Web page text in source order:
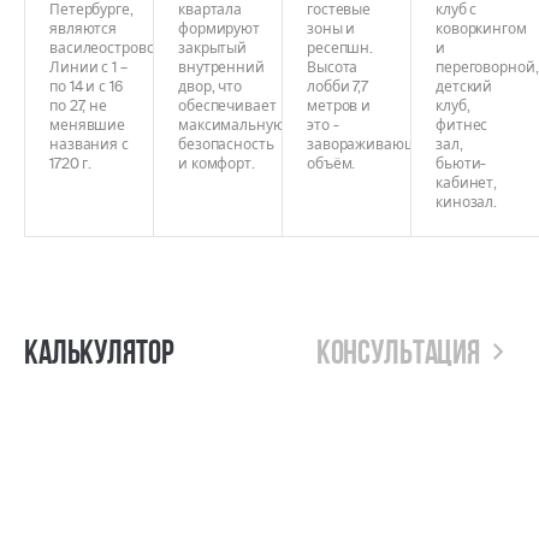
Петербурге,
являются
василеостровские
Линии с 1 –
по 14 и с 16
по 27, не
менявшие
названия с
1720 г.
квартала
формируют
закрытый
внутренний
двор, что
обеспечивает
максимальную
безопасность
и комфорт.
гостевые
зоны и
ресепшн.
Высота
лобби 7,7
метров и
это -
завораживающий
объём.
клуб с
коворкингом
и
переговорной,
детский
клуб,
фитнес
зал,
бьюти-
кабинет,
кинозал.
Калькулятор Консультация